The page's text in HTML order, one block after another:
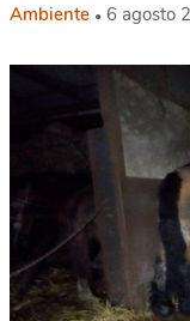
Ambiente 6 agosto